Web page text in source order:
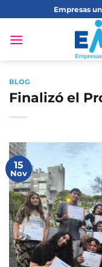
al
contenido
Empresas
BLOG
Finalizó el
15
Nov